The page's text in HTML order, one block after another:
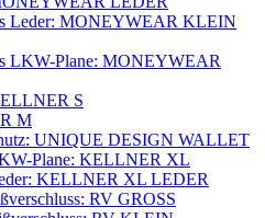
Leder: MONEYWEAR KLEIN
LKW-Plane: MONEYWEAR
S
M
UNIQUE DESIGN WALLET
Plane: KELLNER XL
KELLNER XL LEDER
RV GROSS